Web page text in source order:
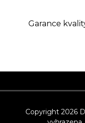
Garance
á
Copyright 2026